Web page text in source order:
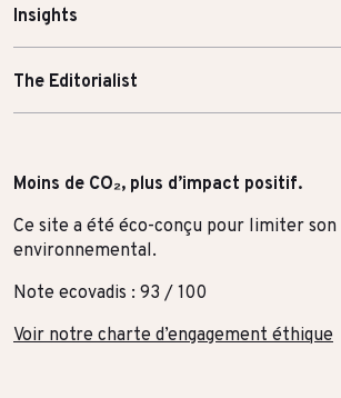
Insights
The Editorialist
Moins de CO₂, plus d’impact positif.
Ce site a été éco-conçu pour limiter
environnemental.
Note ecovadis : 93 / 100
Voir notre charte d’engagement éthique